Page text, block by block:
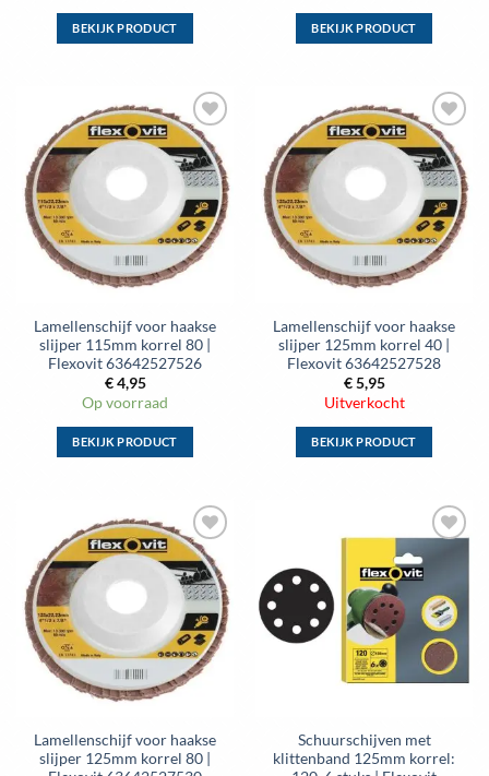
BEKIJK PRODUCT
meerdere
variaties.
Deze
optie
gekozen
worden
op
productpagina
BEKIJK PRODUCT
meerdere
variaties.
Deze
optie
gekozen
worden
op
productpagina
Toevoegen
aan
wenslijst
Lamellenschijf voor haakse
slijper 115mm korrel 80 |
Flexovit 63642527526
€4,95
Op voorraad
BEKIJK PRODUCT
meerdere
variaties.
Deze
optie
gekozen
worden
op
productpagina
Toevoegen
aan
wenslijst
Lamellenschijf voor haakse
slijper 125mm korrel 40 |
Flexovit 63642527528
€5,95
Uitverkocht
BEKIJK PRODUCT
meerdere
variaties.
Deze
optie
kan
gekozen
worden
productpagina
Toevoegen
aan
wenslijst
Lamellenschijf voor haakse
slijper 125mm korrel 80 |
Toevoegen
aan
wenslijst
Schuurschijven met
klittenband 125mm korrel: